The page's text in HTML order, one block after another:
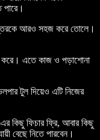
পারে।
আরও সহজ করে তোলে।
করে। এতে কাজ ও পড়াশোনা
টুল দিয়েও এটি নিজের
ফিচার ফ্রি, আবার কিছু
বেছে নিতে পারবেন।